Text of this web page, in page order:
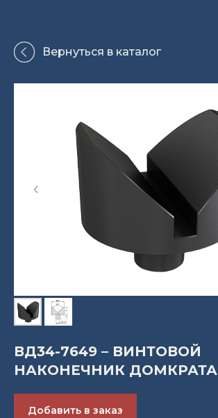
Вернуться в каталог
ВД34-7649 – ВИНТОВОЙ
НАКОНЕЧНИК ДОМКРАТА
Добавить в заказ